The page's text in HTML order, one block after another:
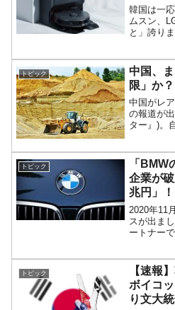
韓国は一
ムスン、
と」誇り
『ルンバ
たのは日
の製品を
た。ここ
トピック
中国、
限」か？
中国がレ
の報道が
ター』)。
的な資源
平(1904-
ースは石
し...
トピック
「
企業が
兆円」！
2020年11
スが出ま
ートナー
ス・オー
China
控股有限
トピック
【速報
ボイコ
り文大